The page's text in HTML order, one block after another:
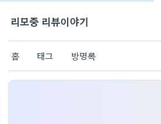
리모중 리뷰이야기
홈 태그 방명록